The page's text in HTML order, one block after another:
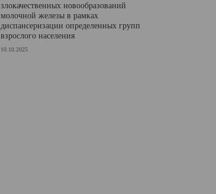
злокачественных новообразований
молочной железы в рамках
диспансеризации определенных групп
взрослого населения
10.10.2025